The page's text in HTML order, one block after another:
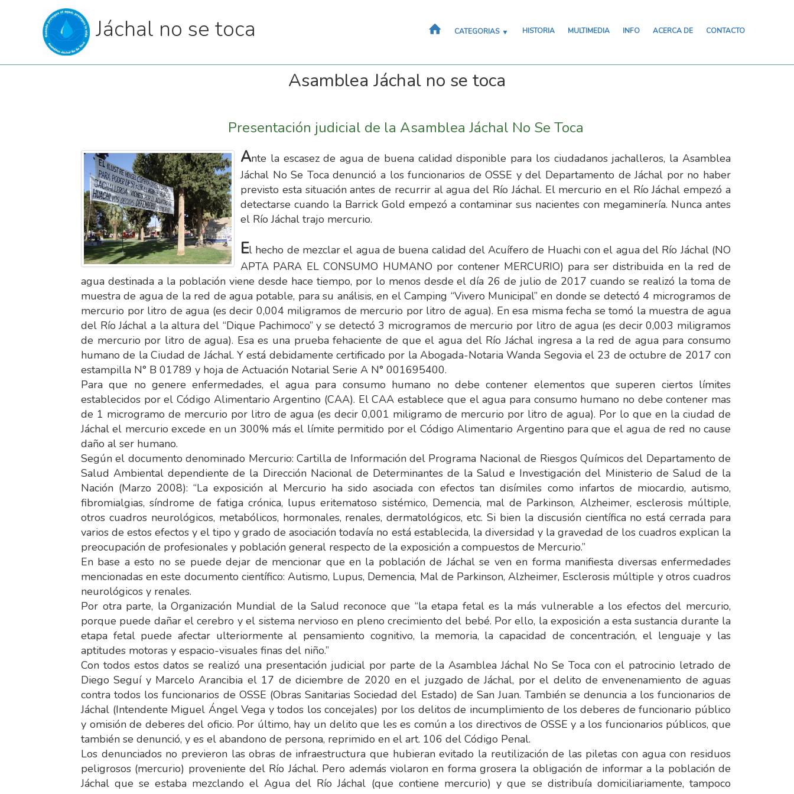
Jáchal no se toca CATEGORIAS HISTORIA MULTIMEDIA INFO ACERCA DE CONTACTO
Asamblea Jáchal no se toca
Presentación judicial de la Asamblea Jáchal No Se Toca
Ante la escasez de agua de buena calidad disponible para los ciudadanos jachalleros, la Asamblea
Jáchal No Se Toca denunció a los funcionarios de OSSE y del Departamento de Jáchal por no haber
previsto esta situación antes de recurrir al agua del Río Jáchal. El mercurio en el Río Jáchal empezó a
detectarse cuando la Barrick Gold empezó a contaminar sus nacientes con megaminería. Nunca antes
el Río Jáchal trajo mercurio.
El hecho de mezclar el agua de buena calidad del Acuífero de Huachi con el agua del Río Jáchal (NO
APTA PARA EL CONSUMO HUMANO por contener MERCURIO) para ser distribuida en la red de
agua destinada a la población viene desde hace tiempo, por lo menos desde el día 26 de julio de 2017 cuando se realizó la toma de
muestra de agua de la red de agua potable, para su análisis, en el Camping “Vivero Municipal” en donde se detectó 4 microgramos de
mercurio por litro de agua (es decir 0,004 miligramos de mercurio por litro de agua). En esa misma fecha se tomó la muestra de agua
del Río Jáchal a la altura del “Dique Pachimoco” y se detectó 3 microgramos de mercurio por litro de agua (es decir 0,003 miligramos
de mercurio por litro de agua). Esa es una prueba fehaciente de que el agua del Río Jáchal ingresa a la red de agua para consumo
humano de la Ciudad de Jáchal. Y está debidamente certificado por la Abogada-Notaria Wanda Segovia el 23 de octubre de 2017 con
estampilla N° B 01789 y hoja de Actuación Notarial Serie A N° 001695400.
Para que no genere enfermedades, el agua para consumo humano no debe contener elementos que superen ciertos límites
establecidos por el Código Alimentario Argentino (CAA). El CAA establece que el agua para consumo humano no debe contener mas
de 1 microgramo de mercurio por litro de agua (es decir 0,001 miligramo de mercurio por litro de agua). Por lo que en la ciudad de
Jáchal el mercurio excede en un 300% más el límite permitido por el Código Alimentario Argentino para que el agua de red no cause
daño al ser humano.
Según el documento denominado Mercurio: Cartilla de Información del Programa Nacional de Riesgos Químicos del Departamento de
Salud Ambiental dependiente de la Dirección Nacional de Determinantes de la Salud e Investigación del Ministerio de Salud de la
Nación (Marzo 2008): “La exposición al Mercurio ha sido asociada con efectos tan disímiles como infartos de miocardio, autismo,
fibromialgias, síndrome de fatiga crónica, lupus eritematoso sistémico, Demencia, mal de Parkinson, Alzheimer, esclerosis múltiple,
otros cuadros neurológicos, metabólicos, hormonales, renales, dermatológicos, etc. Si bien la discusión científica no está cerrada para
varios de estos efectos y el tipo y grado de asociación todavía no está establecida, la diversidad y la gravedad de los cuadros explican la
preocupación de profesionales y población general respecto de la exposición a compuestos de Mercurio.”
En base a esto no se puede dejar de mencionar que en la población de Jáchal se ven en forma manifiesta diversas enfermedades
mencionadas en este documento científico: Autismo, Lupus, Demencia, Mal de Parkinson, Alzheimer, Esclerosis múltiple y otros cuadros
neurológicos y renales.
Por otra parte, la Organización Mundial de la Salud reconoce que “la etapa fetal es la más vulnerable a los efectos del mercurio,
porque puede dañar el cerebro y el sistema nervioso en pleno crecimiento del bebé. Por ello, la exposición a esta sustancia durante la
etapa fetal puede afectar ulteriormente al pensamiento cognitivo, la memoria, la capacidad de concentración, el lenguaje y las
aptitudes motoras y espacio-visuales finas del niño.”
Con todos estos datos se realizó una presentación judicial por parte de la Asamblea Jáchal No Se Toca con el patrocinio letrado de
Diego Seguí y Marcelo Arancibia el 17 de diciembre de 2020 en el juzgado de Jáchal, por el delito de envenenamiento de aguas
contra todos los funcionarios de OSSE (Obras Sanitarias Sociedad del Estado) de San Juan. También se denuncia a los funcionarios de
Jáchal (Intendente Miguel Ángel Vega y todos los concejales) por los delitos de incumplimiento de los deberes de funcionario público
y omisión de deberes del oficio. Por último, hay un delito que les es común a los directivos de OSSE y a los funcionarios públicos, que
también se denunció, y es el abandono de persona, reprimido en el art. 106 del Código Penal.
Los denunciados no previeron las obras de infraestructura que hubieran evitado la reutilización de las piletas con agua con residuos
peligrosos (mercurio) proveniente del Río Jáchal. Pero además violaron en forma grosera la obligación de informar a la población de
Jáchal que se estaba mezclando el Agua del Río Jáchal (que contiene mercurio) y que se distribuía domiciliariamente, tampoco